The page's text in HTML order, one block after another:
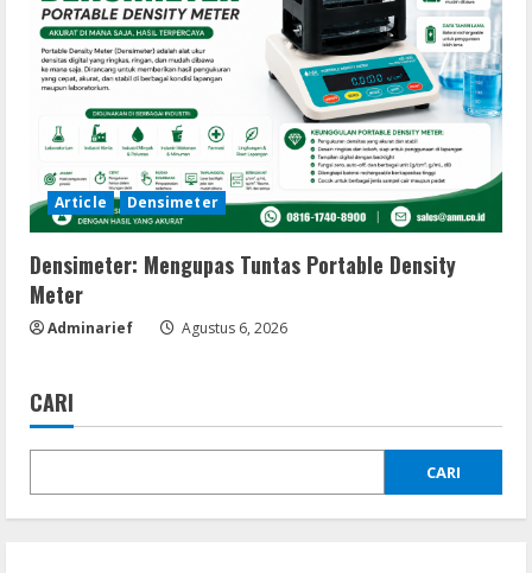
Article Densimeter
Densimeter: Mengupas Tuntas Portable Density
Meter
Adminarief Agustus 6, 2026
CARI
CARI